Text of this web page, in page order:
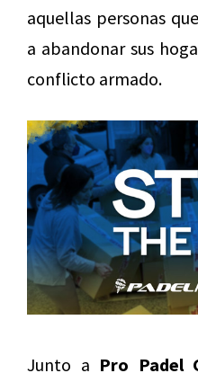
aquellas personas
a abandonar sus
conflicto armado.
Junto a Pro Padel